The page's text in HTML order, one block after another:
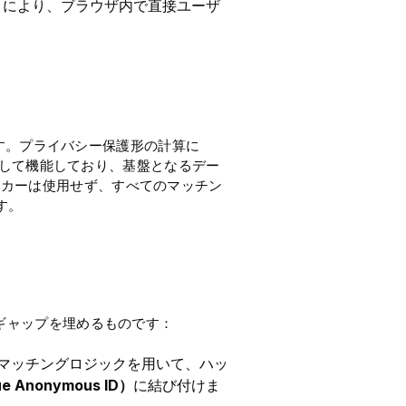
より、ブラウザ内で直接ユーザ
プライバシー保護形の計算に
て機能しており、基盤となるデー
ーは使用せず、すべてのマッチン
ップを埋めるものです：
ッチングロジックを用いて、ハッ
Anonymous ID） に結び付けま